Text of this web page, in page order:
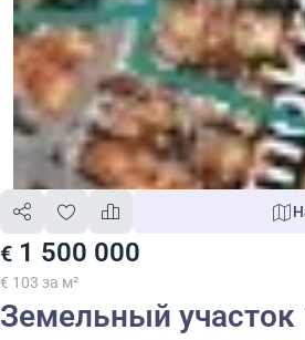
€ 1 500 000
€ 103 за м²
Земельный